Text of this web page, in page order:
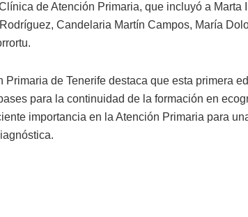
de Atención Primaria, que incluyó a Marta
Candelaria Martín Campos, María
Primaria de Tenerife destaca que esta primera
para la continuidad de la formación en
importancia en la Atención Primaria para